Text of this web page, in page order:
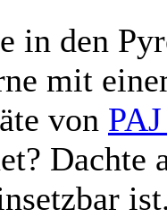
in den
mit
von